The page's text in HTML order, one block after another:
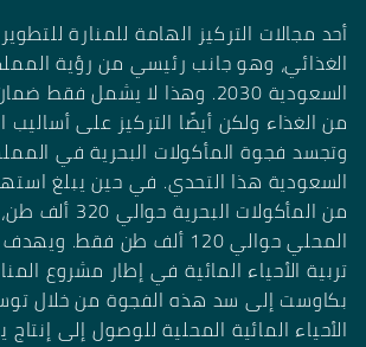
أحد مجالات التركيز الهامة للمنارة
الغذائي، وهو جانب رئيسي من رؤية
السعودية 2030. وهذا لا يشمل
من الغذاء ولكن أيضًا التركيز على أساليب
وتجسد فجوة المأكولات البحرية في
السعودية هذا التحدي. في حين يبلغ
من المأكولات
المحلي حوالي 120 ألف طن فقط.
تربية الأحياء المائية في إطار مشروع
بكاوست إلى سد هذه الفجوة من خلال